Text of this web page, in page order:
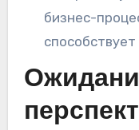
бизнес-